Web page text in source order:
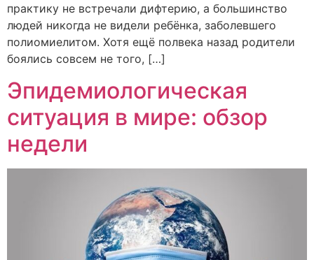
практику не встречали дифтерию, а большинство
людей никогда не видели ребёнка, заболевшего
полиомиелитом. Хотя ещё полвека назад родители
боялись совсем не того, […]
Эпидемиологическая
ситуация в мире: обзор
недели